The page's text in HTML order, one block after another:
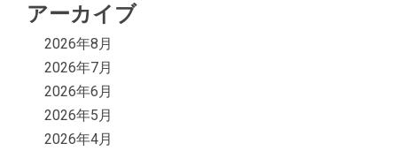
アーカイブ
2026年8月
2026年7月
2026年6月
2026年5月
2026年4月